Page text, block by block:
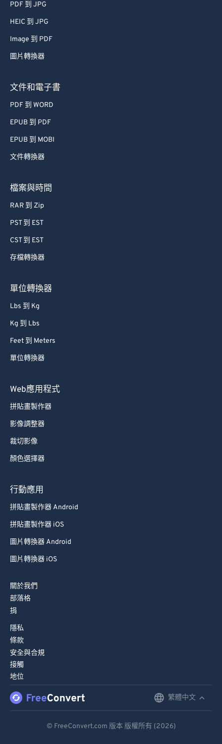
PDF 到 JPG
HEIC 到 JPG
Image 到 PDF
圖片轉換器
文件和電子書
PDF 到 WORD
EPUB 到 PDF
EPUB 到 MOBI
文件轉換器
檔案與時間
RAR 到 Zip
PST 到 EST
CST 到 EST
存檔轉換器
單位轉換器
Lbs 到 Kg
Kg 到 Lbs
Feet 到 Meters
單位轉換器
Web應用程式
拼貼畫製作器
影像調整器
裁切影像
顏色選擇器
行動應用
拼貼畫製作器 Android
拼貼畫製作器 iOS
圖片轉換器 Android
圖片轉換器 iOS
關於我們
部落格
捐
隱私
條款
安全與合規
接觸
地位
繁體中文
© FreeConvert.com 版本 版權所有 (2026)